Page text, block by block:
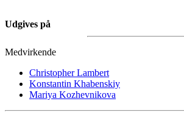
Udgives på
Medvirkende
Christopher Lambert
Konstantin Khabenskiy
Mariya Kozhevnikova